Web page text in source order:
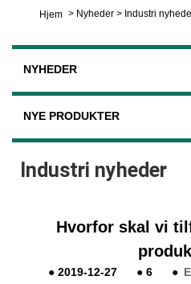
Hjem > Nyheder > Industri
NYHEDER
NYE PRODUKTER
Industri nyheder
Hvorfor skal vi
● 2019-12-27 ● 6 ●